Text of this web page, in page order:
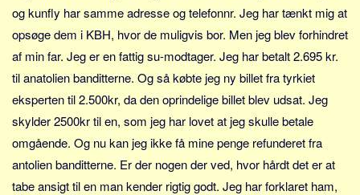
Nøgleord
Bolig
Job
Virksomhed
Investering
Pension og opsparing
Forbrug
og kunfly har samme adresse og telefonnr. Jeg har tænkt mig at
opsøge dem i KBH, hvor de muligvis bor. Men jeg blev forhindret
af min far. Jeg er en fattig su-modtager. Jeg har betalt 2.695 kr.
til anatolien banditterne. Og så købte jeg ny billet fra tyrkiet
eksperten til 2.500kr, da den oprindelige billet blev udsat. Jeg
skylder 2500kr til en, som jeg har lovet at jeg skulle betale
omgående. Og nu kan jeg ikke få mine penge refunderet fra
antolien banditterne. Er der nogen der ved, hvor hårdt det er at
tabe ansigt til en man kender rigtig godt. Jeg har forklaret ham,